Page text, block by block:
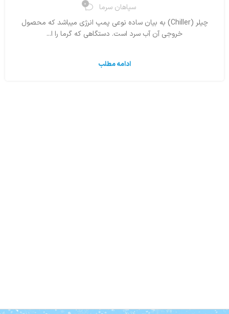
سپاهان سرما 0
چیلر (Chiller) به بیان ساده نوعی پمپ انرژی میباشد که محصول
خروجی آن آب سرد است. دستگاهی که گرما را ا...
ادامه مطلب